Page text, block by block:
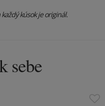
kúsok je originál.
sebe